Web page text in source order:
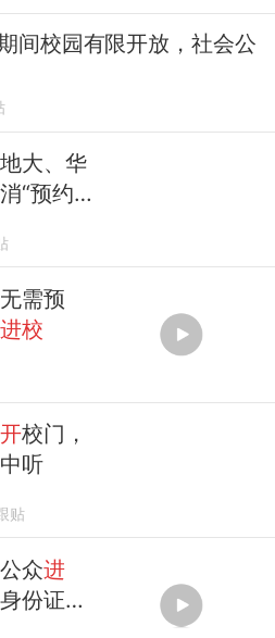
间校园有限开放，社会公
大、华
“预约入
需预
进校
校门，
听
贴
众进
份证即